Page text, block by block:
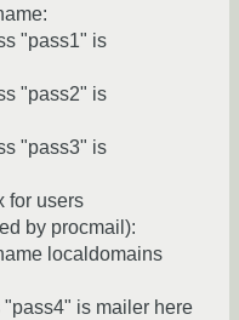
"pass1" is
"pass2" is
"pass3" is
for users
by procmail):
localdomains
is mailer here